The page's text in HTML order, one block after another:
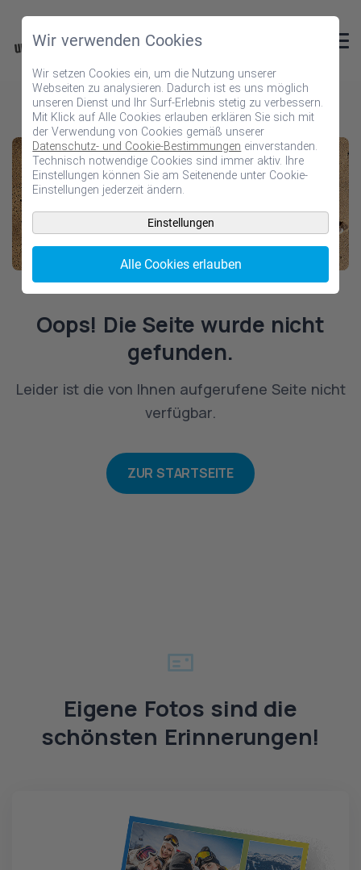
Oops! Die Seite wurde nicht
gefunden.
Leider ist die von Ihnen aufgerufene Seite nicht
verfügbar.
ZUR STARTSEITE
Eigene Fotos sind die
schönsten Erinnerungen!
Wir verwenden Cookies
Wir setzen Cookies ein, um die Nutzung unserer
Webseiten zu analysieren. Dadurch ist es uns möglich
unseren Dienst und Ihr Surf-Erlebnis stetig zu verbessern.
Mit Klick auf Alle Cookies erlauben erklären Sie sich mit
der Verwendung von Cookies gemäß unserer
Datenschutz- und Cookie-Bestimmungen einverstanden.
Technisch notwendige Cookies sind immer aktiv. Ihre
Einstellungen können Sie am Seitenende unter Cookie-
Einstellungen jederzeit ändern.
Einstellungen
Alle Cookies erlauben